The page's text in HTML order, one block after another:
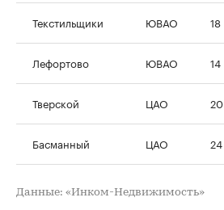
Текстильщики ЮВАО 18
Лефортово ЮВАО 14
Тверской ЦАО 20
Басманный ЦАО 24
Данные: «Инком-Недвижимость»